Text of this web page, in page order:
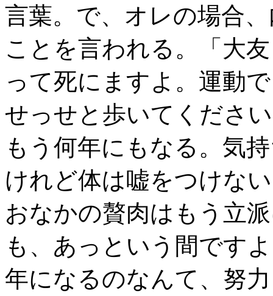
言葉。で、オレの場合
ことを言われる。「大
って死にますよ。運動
せっせと歩いてくださ
もう何年にもなる。気
けれど体は嘘をつけな
おなかの贅肉はもう立
も、あっという間です
年になるのなんて、努